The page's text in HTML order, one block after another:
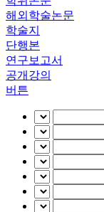
해외학술논문
학술지
단행본
연구보고서
공개강의
버튼